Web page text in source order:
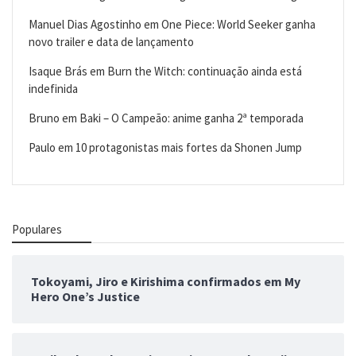
Manuel Dias Agostinho em One Piece: World Seeker ganha
novo trailer e data de lançamento
Isaque Brás em Burn the Witch: continuação ainda está
indefinida
Bruno em Baki – O Campeão: anime ganha 2ª temporada
Paulo em 10 protagonistas mais fortes da Shonen Jump
Populares
Tokoyami, Jiro e Kirishima confirmados em My
Hero One’s Justice